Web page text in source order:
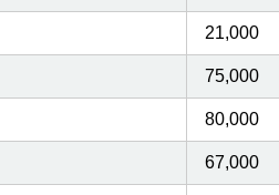
21,000
75,000
80,000
67,000